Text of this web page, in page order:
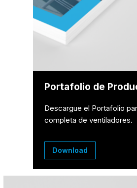
Portafolio de
Descargue el Portafolio
completa de ventiladores.
Download